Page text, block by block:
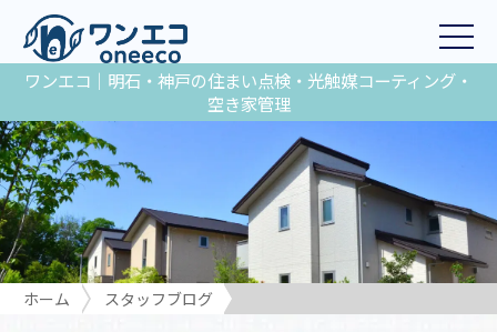
ワンエコ｜明石・神戸の住まい点検・光触媒コーティング・
空き家管理
ホーム
スタッフブログ